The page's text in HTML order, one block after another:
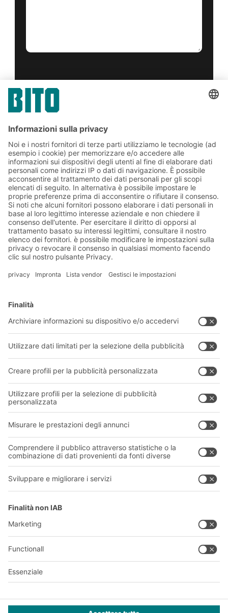
Sì, ho letto e accetto il
Friendly Captcha
Invia *= Richiesto
Soluzioni BITO
Soluzioni di intralogistica
Cassette e contenitori
Sistemi di trasporto
I nostri servizi
Consulenza e servizi
Download
Azienda
Chi siamo
La nostra rete globale
I nostri stabilimenti
Seguici
A BIT O
YOUR LIFE.
011 9063242
© 2026 BITO-Lagertechnik Bittmann GmbH
Questa offerta è destinata all'industria, all'artigianato, al
commercio e alle professioni per l'utilizzo in attività